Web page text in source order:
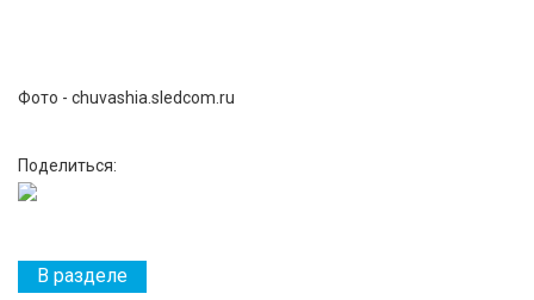
Фото - chuvashia.sledcom.ru
Поделиться:
В разделе